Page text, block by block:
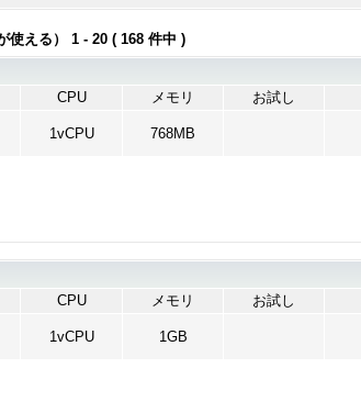
使える） 1 - 20 ( 168 件中 )
CPU メモリ お試し
1vCPU 768MB
CPU メモリ お試し
1vCPU 1GB